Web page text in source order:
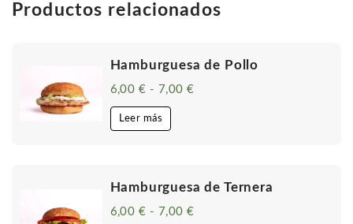
Productos relacionados
Hamburguesa de Pollo
6,00 € - 7,00€
Leer más
Hamburguesa de Ternera
6,00 € - 7,00€